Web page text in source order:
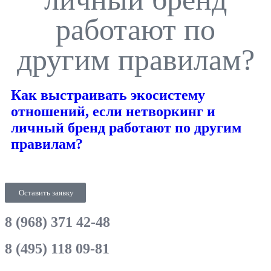
работают по
другим правилам?
Как выстраивать экосистему
отношений, если нетворкинг и
личный бренд работают по другим
правилам?
Оставить заявку
8 (968) 371 42-48
8 (495) 118 09-81